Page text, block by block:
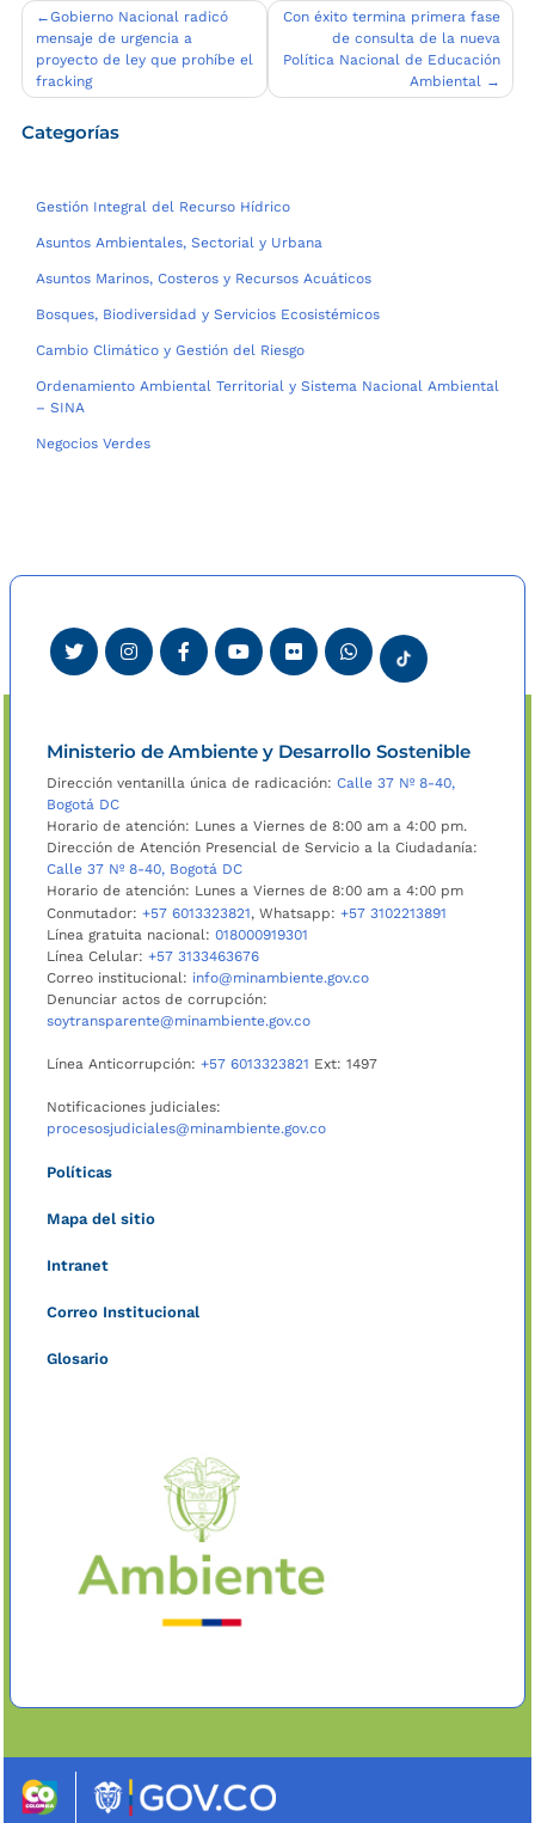
Navegación
de
entradas
Gobierno Nacional radicó
mensaje de urgencia a
proyecto de ley que prohíbe el
fracking
Con éxito termina primera fase
de consulta de la nueva
Política Nacional de Educación
Ambiental
Categorías
Gestión Integral del Recurso Hídrico
Asuntos Ambientales, Sectorial y Urbana
Asuntos Marinos, Costeros y Recursos Acuáticos
Bosques, Biodiversidad y Servicios Ecosistémicos
Cambio Climático y Gestión del Riesgo
Ordenamiento Ambiental Territorial y Sistema Nacional Ambiental
– SINA
Negocios Verdes
Ministerio de Ambiente y Desarrollo Sostenible
Dirección ventanilla única de radicación: Calle 37 Nº 8-40,
Bogotá DC
Horario de atención: Lunes a Viernes de 8:00 am a 4:00 pm.
Dirección de Atención Presencial de Servicio a la Ciudadanía:
Calle 37 Nº 8-40, Bogotá DC
Horario de atención: Lunes a Viernes de 8:00 am a 4:00 pm
Conmutador: +57 6013323821, Whatsapp: +57 3102213891
Línea gratuita nacional: 018000919301
Línea Celular: +57 3133463676
Correo institucional: info@minambiente.gov.co
Denunciar actos de corrupción:
soytransparente@minambiente.gov.co
Línea Anticorrupción: +57 6013323821 Ext: 1497
Notificaciones judiciales:
procesosjudiciales@minambiente.gov.co
Políticas
Mapa del sitio
Intranet
Correo Institucional
Glosario